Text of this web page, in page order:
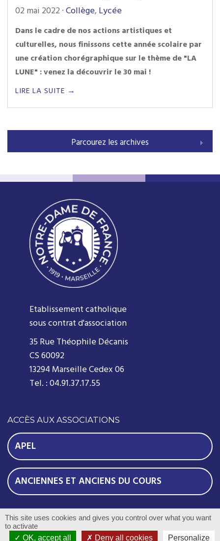
02 mai 2022 · Collège, Lycée
Dans le cadre de nos actions artistiques et
culturelles, nous finissons cette année scolaire par
une création chorégraphique sur le thème de "LA
LUNE" :venez la découvrir le 30 mai !
LIRE LA SUITE →
Parcourez les archives
Etablissement catholique
sous contrat d'association
35 Rue Théophile Décanis
CS 60092
13294 Marseille Cedex 06
Tel. : 04.91.37.17.55
ACCÈS AUX ASSOCIATIONS
APEL
ANCIENNES ET ANCIENS DU COURS
© 2016 Notre Dame de France - Tous droits réservés -
RéalisationCom-Océan
This site uses cookies and gives you control over what you want
to activate
OK, accept all
Deny all cookies Personalize